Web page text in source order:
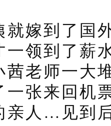
就嫁到了国
一领到了薪
茜老师一大
一张来回机
亲人…见到